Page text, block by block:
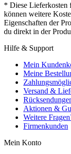
* Diese Lieferkosten
können weitere
Eigenschaften der
du direkt in der
Hilfe & Support
Mein
Meine
Versand &
Aktionen &
Weitere
Firmenkunden
Mein Konto